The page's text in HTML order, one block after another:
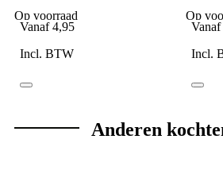
Op voorraad
Vanaf 4,95
Incl. BTW
Op
Vanaf
Incl.
Anderen